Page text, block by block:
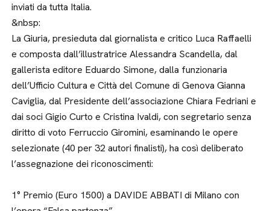
inviati da tutta Italia.
&nbsp:
La Giuria, presieduta dal giornalista e critico Luca Raffaelli
e composta dall’illustratrice Alessandra Scandella, dal
gallerista editore Eduardo Simone, dalla funzionaria
dell’Ufficio Cultura e Città del Comune di Genova Gianna
Caviglia, dal Presidente dell’associazione Chiara Fedriani e
dai soci Gigio Curto e Cristina Ivaldi, con segretario senza
diritto di voto Ferruccio Giromini, esaminando le opere
selezionate (40 per 32 autori finalisti), ha così deliberato
l’assegnazione dei riconoscimenti:
1° Premio (Euro 1500) a DAVIDE ABBATI di Milano con